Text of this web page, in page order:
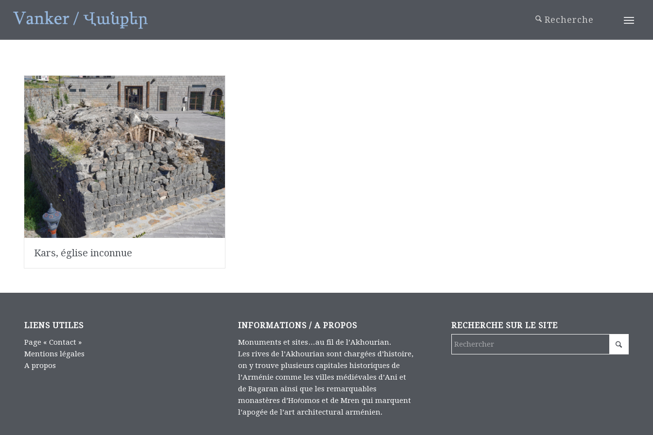
Kars, église inconnue
LIENS UTILES
Page « Contact »
Mentions légales
A propos
INFORMATIONS / A PROPOS
Monuments et sites…au fil de l’Akhourian.
Les rives de l’Akhourian sont chargées d’histoire,
on y trouve plusieurs capitales historiques de
l’Arménie comme les villes médiévales d’Ani et
de Bagaran ainsi que les remarquables
monastères d’Hoṙomos et de Mren qui marquent
l’apogée de l’art architectural arménien.
RECHERCHE SUR LE SITE